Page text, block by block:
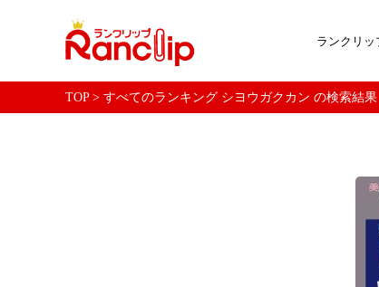
ランクリッ
TOP> すべてのランキング シヨウガクカン の検索結果